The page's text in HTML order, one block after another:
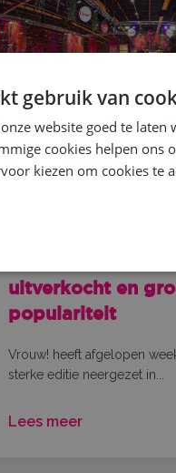
NIEUWS
PERSBERICHT
uitverkocht en
populariteit
Vrouw! heeft afgelopen
sterke editie neergezet in...
Lees meer
gebruik van
website goed te
cookies helpen ons
kiezen om cookies te